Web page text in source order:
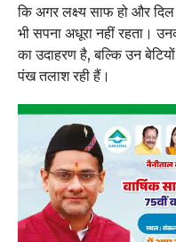
कि अगर लक्ष्य साफ हो और
भी सपना अधूरा नहीं रहता।
का उदाहरण है, बल्कि उन
पंख तलाश रही हैं।